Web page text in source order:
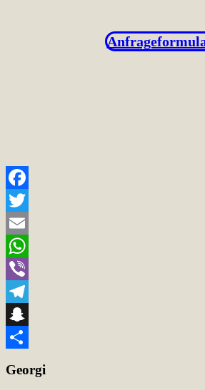
Facebook
Twitter
Email
WhatsApp
Viber
Telegram
Snapchat
Georgi